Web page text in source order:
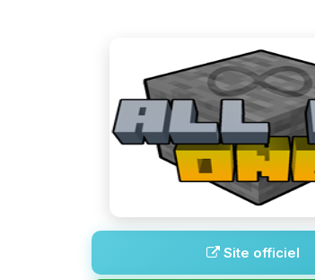
Site officiel